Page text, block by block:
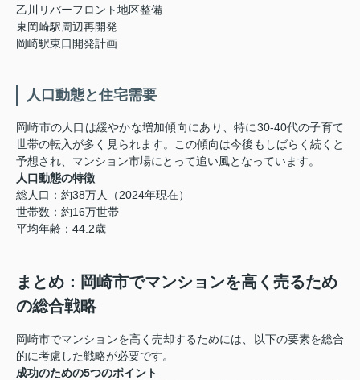
乙川リバーフロント地区整備
東岡崎駅周辺再開発
岡崎駅東口開発計画
人口動態と住宅需要
岡崎市の人口は緩やかな増加傾向にあり、特に30-40代の子育て
世帯の転入が多く見られます。この傾向は今後もしばらく続くと
予想され、マンション市場にとって追い風となっています。
人口動態の特徴
総人口：約38万人（2024年現在）
世帯数：約16万世帯
平均年齢：44.2歳
まとめ：岡崎市でマンションを高く売るため
の総合戦略
岡崎市でマンションを高く売却するためには、以下の要素を総合
的に考慮した戦略が必要です。
成功のための5つのポイント